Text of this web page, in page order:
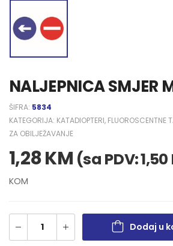
NALJEPNICA SMJER
ŠIFRA: 5834
KATEGORIJA: KATADIOPTERI, FLUOROSCENTNE
ZA OBILJEŽAVANJE
1,28KM (sa PDV:1,50
KOM
Dodaj u